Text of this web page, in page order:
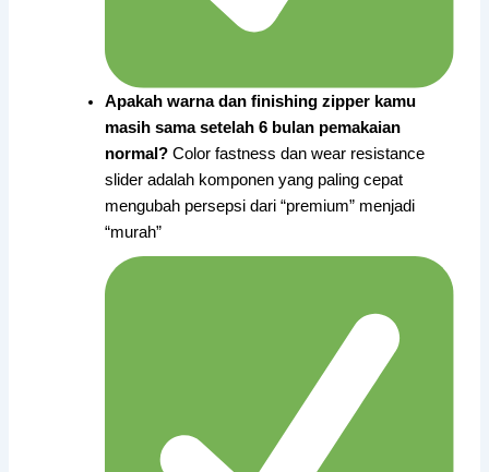
Apakah warna dan finishing zipper kamu
masih sama setelah 6 bulan pemakaian
normal? Color fastness dan wear resistance
slider adalah komponen yang paling cepat
mengubah persepsi dari “premium” menjadi
“murah”